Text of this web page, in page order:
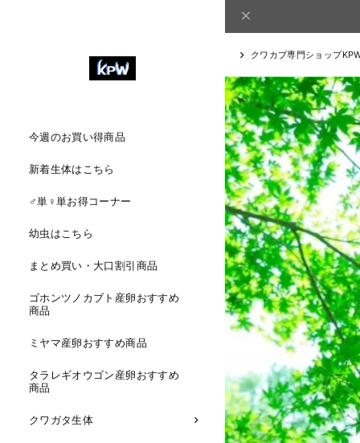
今週のお買い得商品
新着生体はこちら
♂単♀単お得コーナー
幼虫はこちら
まとめ買い・大口割引商品
ゴホンツノカブト産卵おすすめ
商品
ミヤマ産卵おすすめ商品
タラレギオウゴン産卵おすすめ
商品
クワガタ生体
クワカブ専門ショップ